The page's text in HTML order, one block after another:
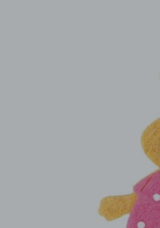
Sport i slobodno vrijeme
Ljepota i zdravlje